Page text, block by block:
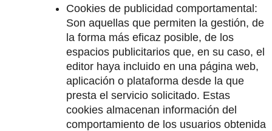
Cookies de publicidad comportamental:
Son aquellas que permiten la gestión, de
la forma más eficaz posible, de los
espacios publicitarios que, en su caso, el
editor haya incluido en una página web,
aplicación o plataforma desde la que
presta el servicio solicitado. Estas
cookies almacenan información del
comportamiento de los usuarios obtenida